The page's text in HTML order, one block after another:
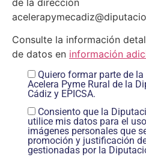
Consulte la información
de datos en información
Quiero formar parte de
Acelera Pyme Rural de la
Cádiz y EPICSA.
Consiento que la
utilice mis datos para el
imágenes personales que
promoción y justificación
gestionadas por la